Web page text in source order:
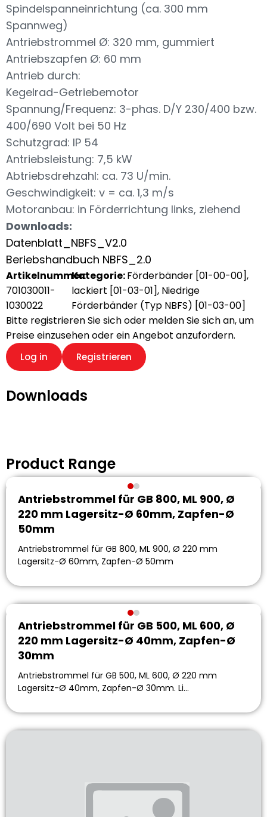
Spindelspanneinrichtung (ca. 300 mm
Spannweg)
Antriebstrommel Ø: 320 mm, gummiert
Antriebszapfen Ø: 60 mm
Antrieb durch:
Kegelrad-Getriebemotor
Spannung/Frequenz: 3-phas. D/Y 230/400 bzw.
400/690 Volt bei 50 Hz
Schutzgrad: IP 54
Antriebsleistung: 7,5 kW
Abtriebsdrehzahl: ca. 73 U/min.
Geschwindigkeit: v = ca. 1,3 m/s
Motoranbau: in Förderrichtung links, ziehend
Downloads:
Datenblatt_NBFS_V2.0
Beriebshandbuch NBFS_2.0
Artikelnummer:
701030011-
1030022
Kategorie:Förderbänder [01-00-00],
lackiert [01-03-01], Niedrige
Förderbänder (Typ NBFS) [01-03-00]
Bitte registrieren Sie sich oder melden Sie sich an, um
Preise einzusehen oder ein Angebot anzufordern.
Log in Registrieren
Downloads
Product Range
Antriebstrommel für GB 800, ML 900, Ø
220 mm Lagersitz-Ø 60mm, Zapfen-Ø
50mm
Antriebstrommel für GB 800, ML 900, Ø 220 mm
Lagersitz-Ø 60mm, Zapfen-Ø 50mm
Antriebstrommel für GB 500, ML 600, Ø
220 mm Lagersitz-Ø 40mm, Zapfen-Ø
30mm
Antriebstrommel für GB 500, ML 600, Ø 220 mm
Lagersitz-Ø 40mm, Zapfen-Ø 30mm. Li…